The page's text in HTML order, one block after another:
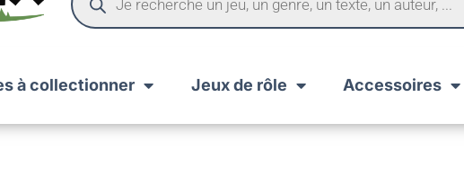
à collectionner Jeux de rôle Accessoires